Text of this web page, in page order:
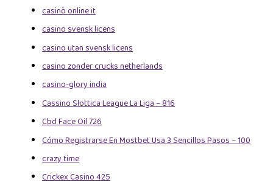
casinò online it
casino svensk licens
casino utan svensk licens
casino zonder crucks netherlands
casino-glory india
Cassino Slottica League La Liga – 816
Cbd Face Oil 726
Cómo Registrarse En Mostbet Usa 3 Sencillos Pasos – 100
crazy time
Crickex Casino 425